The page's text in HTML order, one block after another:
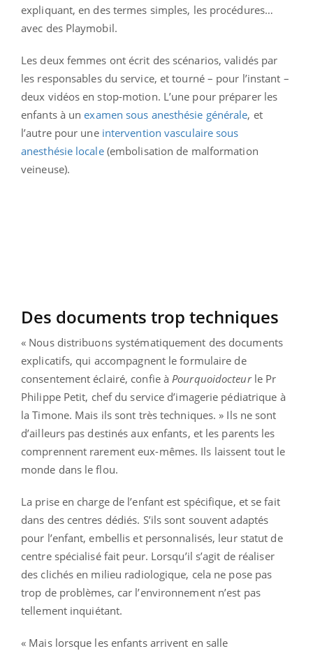
expliquant, en des termes simples, les procédures…
avec des Playmobil.
Les deux femmes ont écrit des scénarios, validés par
les responsables du service, et tourné – pour l’instant –
deux vidéos en stop-motion. L’une pour préparer les
enfants à unexamen sous anesthésie générale, et
l’autre pour une intervention vasculaire sous
anesthésie locale(embolisation de malformation
veineuse).
Des documents trop techniques
« Nous distribuons systématiquement des documents
explicatifs, qui accompagnent le formulaire de
consentement éclairé, confie àPourquoidocteurle Pr
Philippe Petit, chef du service d’imagerie pédiatrique à
la Timone. Mais ils sont très techniques. » Ils ne sont
d’ailleurs pas destinés aux enfants, et les parents les
comprennent rarement eux-mêmes. Ils laissent tout le
monde dans le flou.
La prise en charge de l’enfant est spécifique, et se fait
dans des centres dédiés. S’ils sont souvent adaptés
pour l’enfant, embellis et personnalisés, leur statut de
centre spécialisé fait peur. Lorsqu’il s’agit de réaliser
des clichés en milieu radiologique, cela ne pose pas
trop de problèmes, car l’environnement n’est pas
tellement inquiétant.
« Mais lorsque les enfants arrivent en salle